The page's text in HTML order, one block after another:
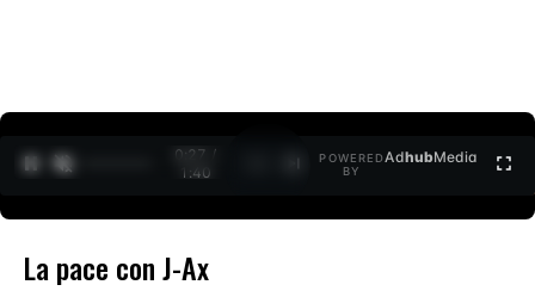
0:28 /
1:40
POWERED
BY
AdhubMedia
La pace con J-Ax